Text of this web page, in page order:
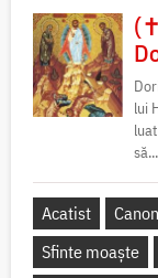
lui
să...
Acatist Canon
Sfinte moaște